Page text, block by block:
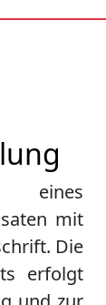
eines
mit
Die
erfolgt